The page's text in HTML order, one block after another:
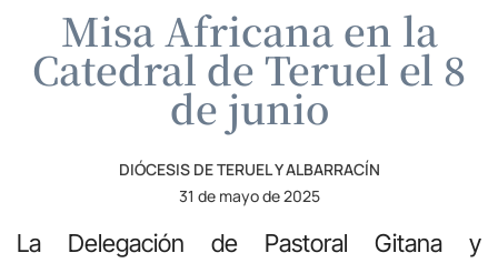
Misa Africana en la
Catedral de Teruel el 8
de junio
DIÓCESIS DE TERUEL Y ALBARRACÍN
31 de mayo de 2025
La Delegación de Pastoral Gitana y